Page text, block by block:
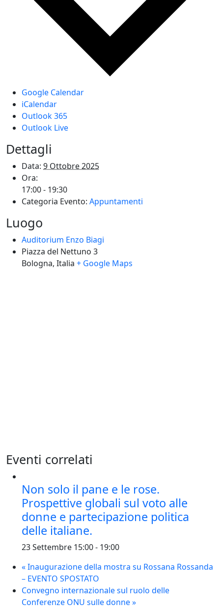
Google Calendar
iCalendar
Outlook 365
Outlook Live
Dettagli
Data: 9 Ottobre 2025
Ora:
17:00 - 19:30
Categoria Evento: Appuntamenti
Luogo
Auditorium Enzo Biagi
Piazza del Nettuno 3
Bologna, Italia + Google Maps
Eventi correlati
Non solo il pane e le rose.
Prospettive globali sul voto alle
donne e partecipazione politica
delle italiane.
23 Settembre 15:00- 19:00
«Inaugurazione della mostra su Rossana Rossanda
– EVENTO SPOSTATO
Convegno internazionale sul ruolo delle
Conferenze ONU sulle donne»